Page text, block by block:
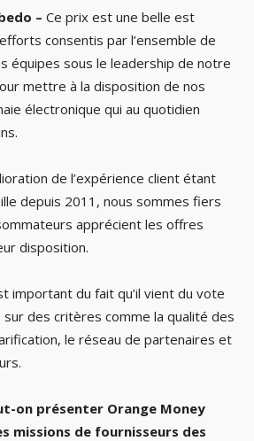
– Ce prix est une belle est
consentis par l’ensemble de
équipes sous le leadership de notre
mettre à la disposition de nos
électronique qui au quotidien
de l’expérience client étant
depuis 2011, nous sommes fiers
apprécient les offres
disposition.
important du fait qu’il vient du vote
des critères comme la qualité des
le réseau de partenaires et
on présenter Orange Money
missions de fournisseurs des